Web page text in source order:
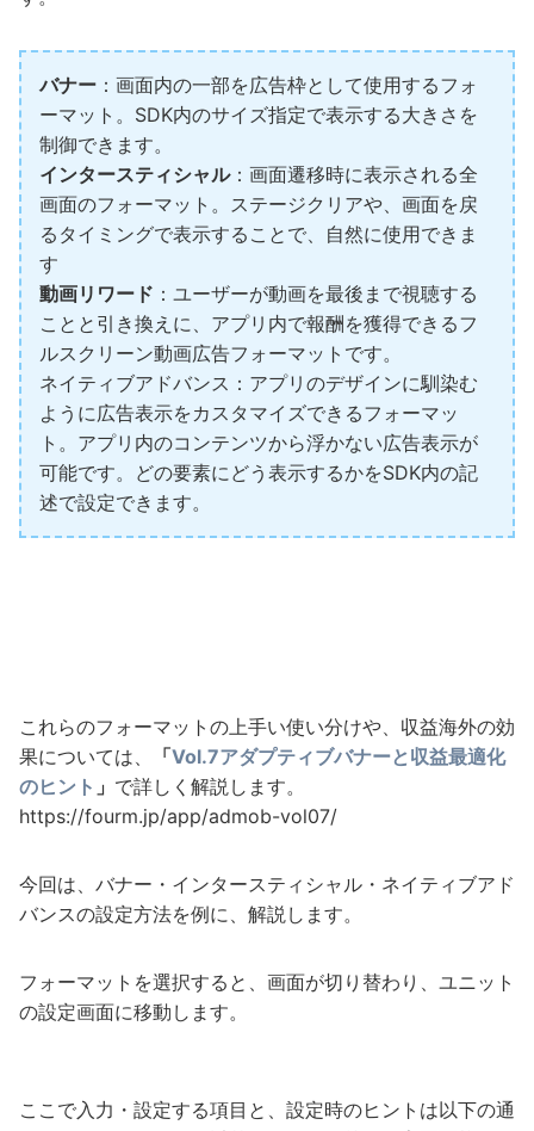
バナー ：画面内の一部を広告枠として使用するフォ
ーマット。SDK内のサイズ指定で表示する大きさを
制御できます。
インタースティシャル：画面遷移時に表示される全
画面のフォーマット。ステージクリアや、画面を戻
るタイミングで表示することで、自然に使用できま
す
動画リワード ：ユーザーが動画を最後まで視聴する
ことと引き換えに、アプリ内で報酬を獲得できるフ
ルスクリーン動画広告フォーマットです。
ネイティブアドバンス：アプリのデザインに馴染む
ように広告表示をカスタマイズできるフォーマッ
ト。アプリ内のコンテンツから浮かない広告表示が
可能です。どの要素にどう表示するかをSDK内の記
述で設定できます。
これらのフォーマットの上手い使い分けや、収益海外の効
果については、
「Vol.7アダプティブバナーと収益最適化
のヒント 」 で詳しく解説します。
https://fourm.jp/app/admob-vol07/
今回は、バナー・インタースティシャル・ネイティブアド
バンスの設定方法を例に、解説します。
フォーマットを選択すると、画面が切り替わり、ユニット
の設定画面に移動します。
ここで入力・設定する項目と、設定時のヒントは以下の通